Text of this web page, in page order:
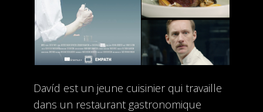
Davíd est un jeune cuisinier qui travaille
dans un restaurant gastronomique